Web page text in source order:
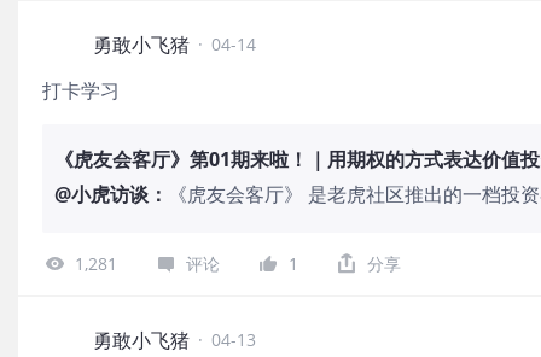
主要原因是美股前段时间已经大涨了，
纳斯达克突破了历史新高。 但
财报季前夕，市场交易选择了主动降温
了什么？ A：出现了明显反转。skew
skew则有卖盘。解读起来很清晰：市场
词，但真正在交易时能把skew的位置和
走的？ A：vol今天也被买入，而且在盘
勇敢小飞猪 · 04-14
打卡学习
《虎友会客厅》第01期来啦！｜用期权的方式表达价值
@小虎访谈 ：
《虎友会客厅》 是老虎社区推出的一档投
这一次，我们邀请到 @常鹏垚 Oliver 做客
资和期权，听起来像是两套体系，但在实
01期 主题：用期权的方式表达价值投资
1,281 评论 1 分享
勇敢小飞猪 · 04-13